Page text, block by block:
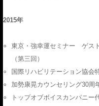
2015年
東京・強幸運セミナー ゲス
（第三回）
国際リハビリテーション協会
加勢康晃カウンセリング30周
トップオブボイスカンパニ